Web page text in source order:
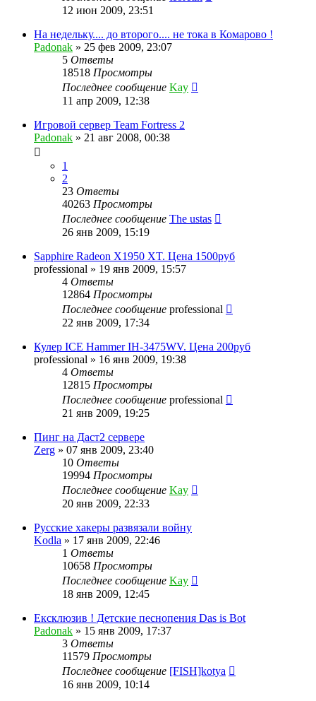
12 июн 2009, 23:51
На недельку.... до второго.... не тока в Комарово !
Padonak » 25 фев 2009, 23:07
5 Ответы
18518 Просмотры
Последнее сообщение Kay
11 апр 2009, 12:38
Игровой сервер Team Fortress 2
Padonak » 21 авг 2008, 00:38
1
2
23 Ответы
40263 Просмотры
Последнее сообщение The ustas
26 янв 2009, 15:19
Sapphire Radeon X1950 XT. Цена 1500руб
professional » 19 янв 2009, 15:57
4 Ответы
12864 Просмотры
Последнее сообщение professional
22 янв 2009, 17:34
Кулер ICE Hammer IH-3475WV. Цена 200руб
professional » 16 янв 2009, 19:38
4 Ответы
12815 Просмотры
Последнее сообщение professional
21 янв 2009, 19:25
Пинг на Даст2 сервере
Zerg » 07 янв 2009, 23:40
10 Ответы
19994 Просмотры
Последнее сообщение Kay
20 янв 2009, 22:33
Русские хакеры развязали войну
Kodla » 17 янв 2009, 22:46
1 Ответы
10658 Просмотры
Последнее сообщение Kay
18 янв 2009, 12:45
Ексклюзив ! Детские песнопения Das is Bot
Padonak » 15 янв 2009, 17:37
3 Ответы
11579 Просмотры
Последнее сообщение [FISH]kotya
16 янв 2009, 10:14